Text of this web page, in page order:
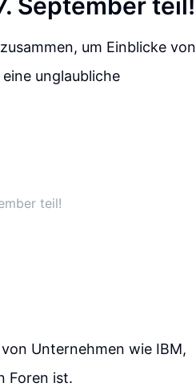
um Einblicke von
unglaubliche
teil!
Unternehmen wie IBM,
Foren ist.